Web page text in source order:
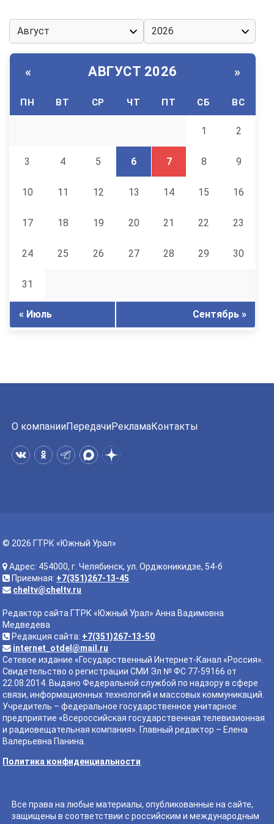
« АВГУСТ 2026 »
ПН ВТ СР ЧТ ПТ СБ ВС
1 2
3 4 5 6 7 8 9
10 11 12 13 14 15 16
17 18 19 20 21 22 23
24 25 26 27 28 29 30
31
« Июль Сентябрь »
О компанииПередачиРекламаКонтакты
© 2026 ГТРК «Южный Урал»
Адрес: 454000, г. Челябинск, ул. Орджоникидзе, 54-б
Приемная: +7(351)267-13-45
cheltv@cheltv.ru
Редактор сайта ГТРК «Южный Урал» Анна Вадимовна
Медведева
Редакция сайта: +7(351)267-13-50
internet_otdel@mail.ru
Сетевое издание «Государственный Интернет-Канал «Россия».
Свидетельство о регистрации СМИ Эл № ФС 77-59166 от
22.08.2014. Выдано Федеральной службой по надзору в сфере
связи, информационных технологий и массовых коммуникаций.
Учредитель – федеральное государственное унитарное
предприятие «Всероссийская государственная телевизионная
и радиовещательная компания». Главный редактор – Елена
Валерьевна Панина.
Политика конфиденциальности
Все права на любые материалы, опубликованные на сайте,
защищены в соответствии с российским и международным